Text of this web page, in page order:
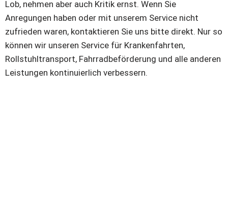
Lob, nehmen aber auch Kritik ernst. Wenn Sie
Anregungen haben oder mit unserem Service nicht
zufrieden waren, kontaktieren Sie uns bitte direkt. Nur so
können wir unseren Service für Krankenfahrten,
Rollstuhltransport, Fahrradbeförderung und alle anderen
Leistungen kontinuierlich verbessern.